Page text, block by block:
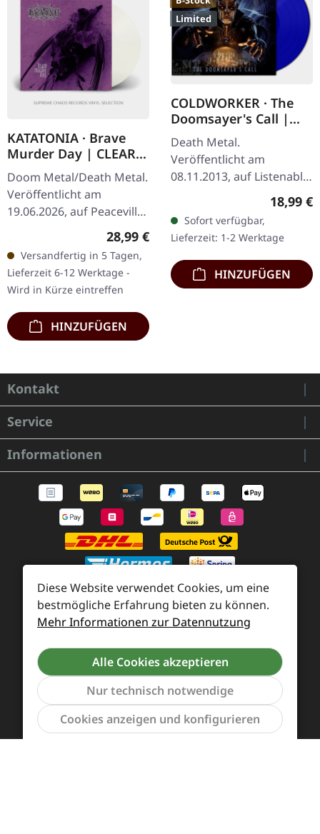
KATATONIA · Brave
Murder Day | CLEAR
LP
Doom Metal/Death Metal.
Veröffentlicht am
19.06.2026, auf Peaceville
Records. Klares Vinyl im
Standard-Cover. Plastic
Head exklusive,
limitierte…
Regulärer Preis:
28,99 €
Versandfertig in 5 Tagen,
Lieferzeit 6-12 Werktage -
Wird in Kürze eintreffen
HINZUFÜGEN
Limited
COLDWORKER · The
Doomsayer's Call |
BLUE LP
Death Metal.
Veröffentlicht am
08.11.2013, auf Listenable
Records. A New Era 3:49
The Reprobate 3:11 The
Glass Envelope 3:12 Flesh
World 4:37…
18,99 €
Sofort verfügbar,
Lieferzeit: 1-2 Werktage
HINZUFÜGEN
Kontakt
Service
Informationen
Zahlung und Versand
Widerrufsrecht und Rücksendung
Kontakt
Händleranfragen
Cookie-Voreinstellungen
Alle Preise inkl. gesetzl. Mehrwertsteuer zzgl.
Diese Website verwendet Cookies, um eine
bestmögliche Erfahrung bieten zu können.
Mehr Informationen zur Datennutzung
Alle Cookies akzeptieren
Nur technisch notwendige
Cookies anzeigen und konfigurieren